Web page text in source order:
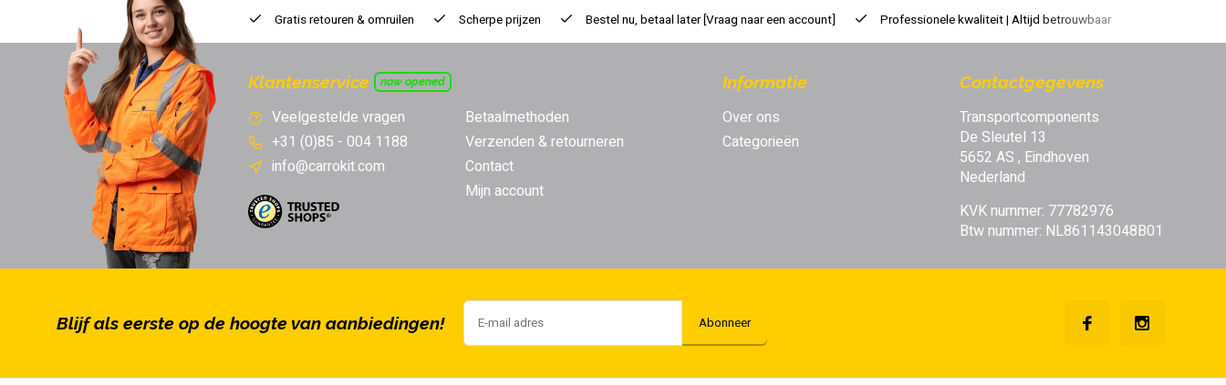
Gratis retouren & omruilen Scherpe prijzen Bestel nu, betaal later [Vraag naar een account] Professionele kwaliteit | Altijd betrouwbaar
Klantenservice now opened
Veelgestelde vragen
+31 (0)85 - 004 1188
info@carrokit.com
Betaalmethoden
Verzenden & retourneren
Contact
Mijn account
Informatie
Over ons
Categorieën
Contactgegevens
Transportcomponents
De Sleutel 13
5652 AS , Eindhoven
Nederland
KVK nummer: 77782976
Btw nummer: NL861143048B01
Blijf als eerste op de hoogte van aanbiedingen! Abonneer